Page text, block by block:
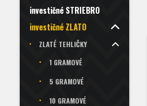
investičné STRIEBRO
investičné ZLATO
ZLATÉ TEHLIČKY
1 GRAMOVÉ
5 GRAMOVÉ
10 GRAMOVÉ